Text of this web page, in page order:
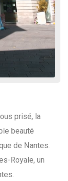
prisé, la
beauté
de Nantes.
Royale, un